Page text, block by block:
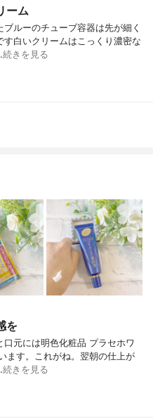
ーム
ルーのチューブ容器は先が細く
白いクリームはこっくり濃密な
続きを見る
を
元には明色化粧品 プラセホワ
ます。これがね。翌朝の仕上が
続きを見る